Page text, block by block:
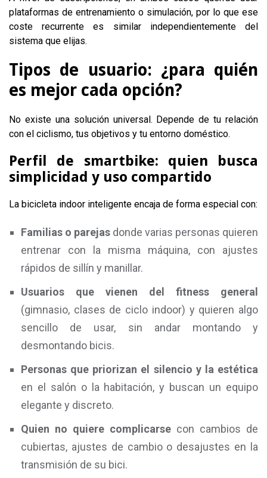
plataformas de entrenamiento o simulación, por lo que ese
coste recurrente es similar independientemente del
sistema que elijas.
Tipos de usuario: ¿para quién
es mejor cada opción?
No existe una solución universal. Depende de tu relación
con el ciclismo, tus objetivos y tu entorno doméstico.
Perfil de smartbike: quien busca
simplicidad y uso compartido
La bicicleta indoor inteligente encaja de forma especial con:
Familias o parejas donde varias personas quieren
entrenar con la misma máquina, con ajustes
rápidos de sillín y manillar.
Usuarios que vienen del fitness general
(gimnasio, clases de ciclo indoor) y quieren algo
sencillo de usar, sin andar montando y
desmontando bicis.
Personas que priorizan el silencio y la estética
en el salón o la habitación, y buscan un equipo
elegante y discreto.
Quien no quiere complicarse con cambios de
cubiertas, ajustes de cambio o desajustes en la
transmisión de su bici.